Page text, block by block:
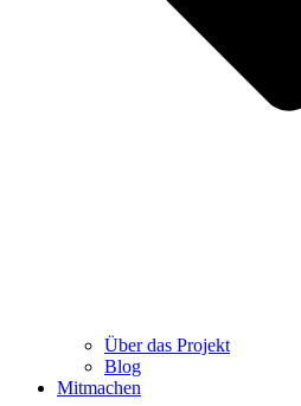
Über das Projekt
Blog
Mitmachen